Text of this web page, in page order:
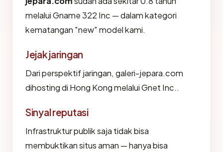
melalui Gname 322 Inc — dalam kategori
kematangan "new" model kami.
Jejak jaringan
Dari perspektif jaringan, galeri-jepara.com
dihosting di Hong Kong melalui Gnet Inc..
Sinyal reputasi
Infrastruktur publik saja tidak bisa
membuktikan situs aman — hanya bisa